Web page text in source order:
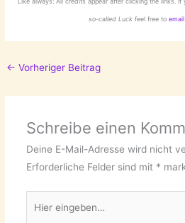
so-called Luckfeel free toemail
← Vorheriger Beitrag
Schreibe einen
Deine E-Mail-Adresse wird nicht
Erforderliche Felder sind mit *
eingeben…